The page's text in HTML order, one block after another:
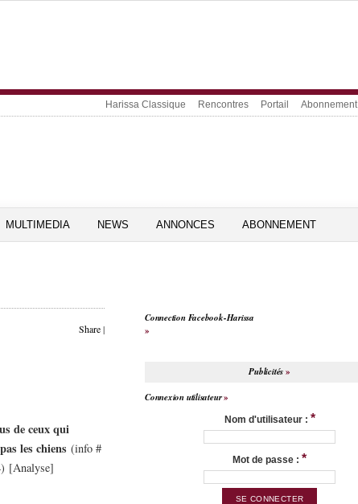
Harissa Classique Rencontres Portail Abonnement
MULTIMEDIA NEWS ANNONCES ABONNEMENT
Share|
de ceux qui
les chiens (info #
[Analyse]
Connection Facebook-Harissa
Publicités
Connexion utilisateur
Nom d'utilisateur : *
Mot de passe : *